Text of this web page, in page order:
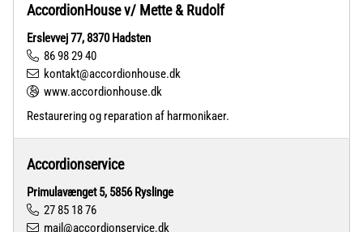
AccordionHouse v/ Mette & Rudolf
Erslevvej 77, 8370 Hadsten
86 98 29 40
kontakt@accordionhouse.dk
www.accordionhouse.dk
Restaurering og reparation af harmonikaer.
Accordionservice
Primulavænget 5, 5856 Ryslinge
27 85 18 76
mail@accordionservice.dk